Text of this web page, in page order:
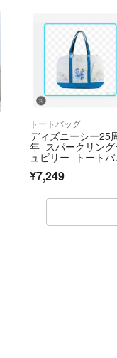
トートバッグ
ディズニーシー25
年 スパークリング
ュビリー トートバ
グ ミッキー ミニー
¥7,249